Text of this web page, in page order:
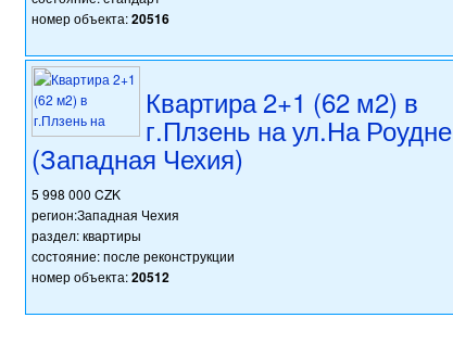
номер объекта:20516
Квартира 2+1 (62 м2) в
г.Плзень на ул.На Роудне
(Западная Чехия)
5 998 000 CZK
регион:Западная Чехия
раздел: квартиры
состояние: после реконструкции
номер объекта:20512